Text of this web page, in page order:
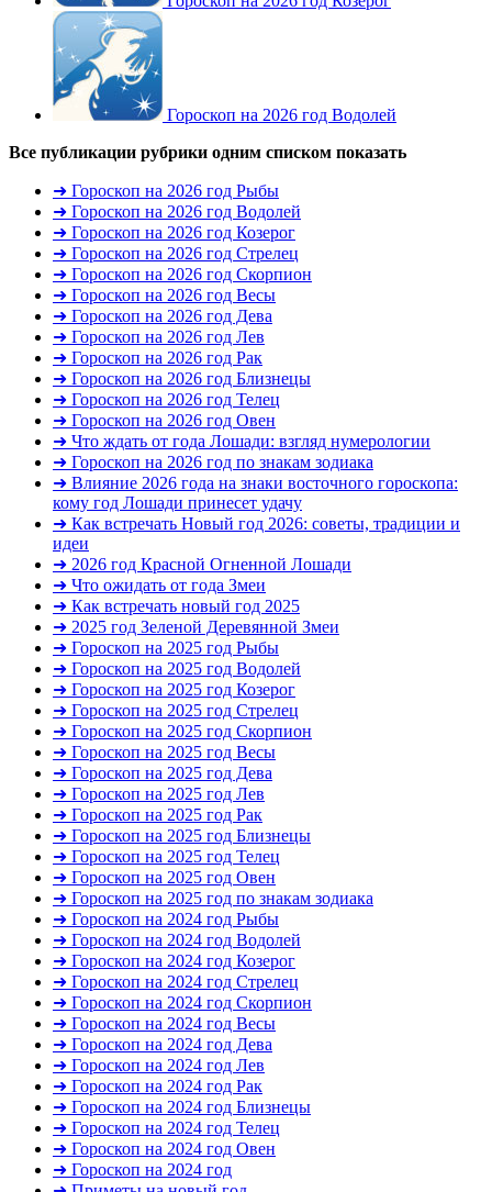
Гороскоп на 2026 год Водолей
Все публикации рубрики одним списком показать
➜ Гороскоп на 2026 год Рыбы
➜ Гороскоп на 2026 год Водолей
➜ Гороскоп на 2026 год Козерог
➜ Гороскоп на 2026 год Стрелец
➜ Гороскоп на 2026 год Скорпион
➜ Гороскоп на 2026 год Весы
➜ Гороскоп на 2026 год Дева
➜ Гороскоп на 2026 год Лев
➜ Гороскоп на 2026 год Рак
➜ Гороскоп на 2026 год Близнецы
➜ Гороскоп на 2026 год Телец
➜ Гороскоп на 2026 год Овен
➜ Что ждать от года Лошади: взгляд нумерологии
➜ Гороскоп на 2026 год по знакам зодиака
➜ Влияние 2026 года на знаки восточного гороскопа:
кому год Лошади принесет удачу
➜ Как встречать Новый год 2026: советы, традиции и
идеи
➜ 2026 год Красной Огненной Лошади
➜ Что ожидать от года Змеи
➜ Как встречать новый год 2025
➜ 2025 год Зеленой Деревянной Змеи
➜ Гороскоп на 2025 год Рыбы
➜ Гороскоп на 2025 год Водолей
➜ Гороскоп на 2025 год Козерог
➜ Гороскоп на 2025 год Стрелец
➜ Гороскоп на 2025 год Скорпион
➜ Гороскоп на 2025 год Весы
➜ Гороскоп на 2025 год Дева
➜ Гороскоп на 2025 год Лев
➜ Гороскоп на 2025 год Рак
➜ Гороскоп на 2025 год Близнецы
➜ Гороскоп на 2025 год Телец
➜ Гороскоп на 2025 год Овен
➜ Гороскоп на 2025 год по знакам зодиака
➜ Гороскоп на 2024 год Рыбы
➜ Гороскоп на 2024 год Водолей
➜ Гороскоп на 2024 год Козерог
➜ Гороскоп на 2024 год Стрелец
➜ Гороскоп на 2024 год Скорпион
➜ Гороскоп на 2024 год Весы
➜ Гороскоп на 2024 год Дева
➜ Гороскоп на 2024 год Лев
➜ Гороскоп на 2024 год Рак
➜ Гороскоп на 2024 год Близнецы
➜ Гороскоп на 2024 год Телец
➜ Гороскоп на 2024 год Овен
➜ Гороскоп на 2024 год